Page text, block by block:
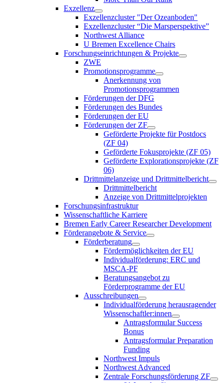
Exzellenz
Exzellenzcluster "Der Ozeanboden"
Exzellenzcluster “Die Marsperspektive”
Northwest Alliance
U Bremen Excellence Chairs
Forschungseinrichtungen & Projekte
ZWE
Promotionsprogramme
Anerkennung von
Promotionsprogrammen
Förderungen der DFG
Förderungen des Bundes
Förderungen der EU
Förderungen der ZF
Geförderte Projekte für Postdocs
(ZF 04)
Geförderte Fokusprojekte (ZF 05)
Geförderte Explorationsprojekte (ZF
06)
Drittmittelanzeige und Drittmittelbericht
Drittmittelbericht
Anzeige von Drittmittelprojekten
Forschungsinfrastruktur
Wissenschaftliche Karriere
Bremen Early Career Researcher Development
Förderangebote & Service
Förderberatung
Fördermöglichkeiten der EU
Individualförderung: ERC und
MSCA-PF
Beratungsangebot zu
Förderprogramme der EU
Ausschreibungen
Individualförderung herausragender
Wissenschaftler:innen
Antragsformular Success
Bonus
Antragsformular Preparation
Funding
Northwest Impuls
Northwest Advanced
Zentrale Forschungsförderung ZF